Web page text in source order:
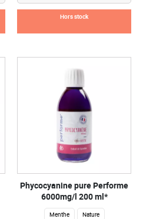
Hors stock
Phycocyanine pure Performe
6000mg/l 200 ml*
Menthe Nature